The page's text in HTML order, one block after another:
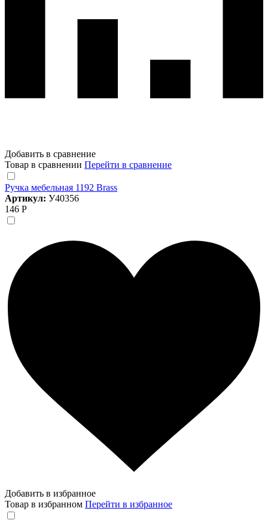
Добавить в сравнение
Товар в сравнении Перейти в сравнение
Ручка мебельная 1192 Brass
Артикул: У40356
146 Р
Добавить в избранное
Товар в избранном Перейти в избранное